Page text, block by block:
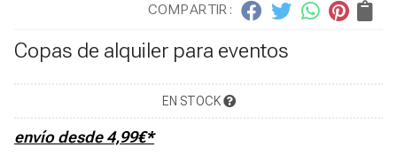
COMPARTIR:
Copas de alquiler para eventos
EN STOCK
envío desde4,99€*